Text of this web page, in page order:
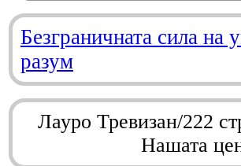
Безграничната сила
разум
Лауро Тревизан/222
Нашата